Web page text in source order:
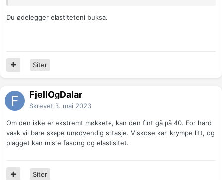
Du ødelegger elastiteteni buksa.
Siter
FjellOgDalar
Skrevet 3. mai 2023
Om den ikke er ekstremt møkkete, kan den fint gå på 40. For hard
vask vil bare skape unødvendig slitasje. Viskose kan krympe litt, og
plagget kan miste fasong og elastisitet.
Siter